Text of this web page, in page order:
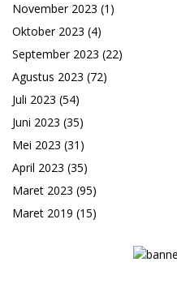
November 2023 (1)
Oktober 2023 (4)
September 2023 (22)
Agustus 2023 (72)
Juli 2023 (54)
Juni 2023 (35)
Mei 2023 (31)
April 2023 (35)
Maret 2023 (95)
Maret 2019 (15)